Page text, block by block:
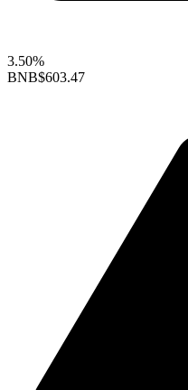
3.50%
BNB$603.47